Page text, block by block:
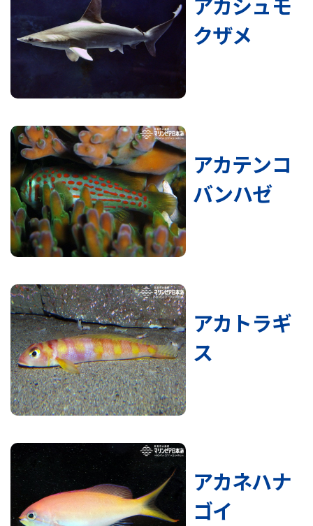
クザメ
アカテンコ
バンハゼ
アカトラギ
ス
アカネハナ
ゴイ